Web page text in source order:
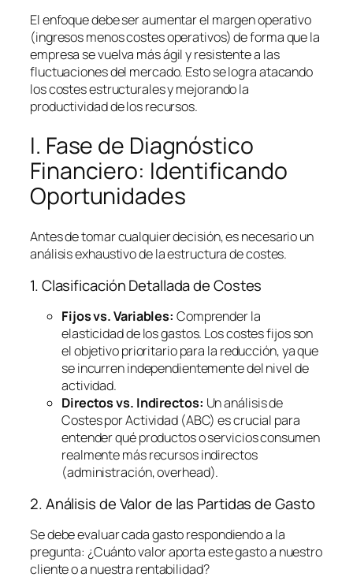
El enfoque debe ser aumentar el margen operativo
(ingresos menos costes operativos) de forma que la
empresa se vuelva más ágil y resistente a las
fluctuaciones del mercado. Esto se logra atacando
los costes estructurales y mejorando la
productividad de los recursos.
I. Fase de Diagnóstico
Financiero: Identificando
Oportunidades
Antes de tomar cualquier decisión, es necesario un
análisis exhaustivo de la estructura de costes.
1. Clasificación Detallada de Costes
Fijos vs. Variables: Comprender la
elasticidad de los gastos. Los costes fijos son
el objetivo prioritario para la reducción, ya que
se incurren independientemente del nivel de
actividad.
Directos vs. Indirectos: Un análisis de
Costes por Actividad (ABC) es crucial para
entender qué productos o servicios consumen
realmente más recursos indirectos
(administración,overhead).
2. Análisis de Valor de las Partidas de Gasto
Se debe evaluar cada gasto respondiendo a la
pregunta: ¿Cuánto valor aporta este gasto a nuestro
cliente o a nuestra rentabilidad?